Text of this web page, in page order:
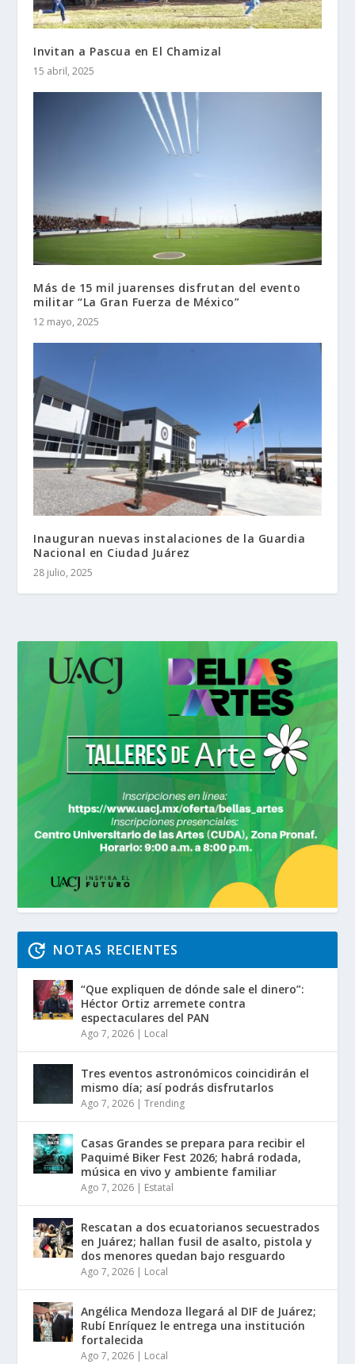
Invitan a Pascua en El Chamizal
15 abril, 2025
Más de 15 mil juarenses disfrutan del evento
militar “La Gran Fuerza de México”
12 mayo, 2025
Inauguran nuevas instalaciones de la Guardia
Nacional en Ciudad Juárez
28 julio, 2025
NOTAS RECIENTES
“Que expliquen de dónde sale el dinero”:
Héctor Ortiz arremete contra
espectaculares del PAN
Ago 7, 2026 | Local
Tres eventos astronómicos coincidirán el
mismo día; así podrás disfrutarlos
Ago 7, 2026 |Trending
Casas Grandes se prepara para recibir el
Paquimé Biker Fest 2026; habrá rodada,
música en vivo y ambiente familiar
Ago 7, 2026 | Estatal
Rescatan a dos ecuatorianos secuestrados
en Juárez; hallan fusil de asalto, pistola y
dos menores quedan bajo resguardo
Ago 7, 2026 | Local
Angélica Mendoza llegará al DIF de Juárez;
Rubí Enríquez le entrega una institución
fortalecida
Ago 7, 2026 | Local